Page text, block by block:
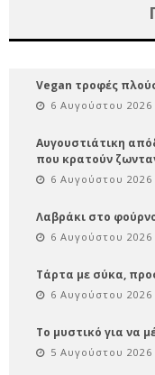
Vegan τροφές
6 Αυγούστου 2026
Αυγουστιάτικη
που κρατούν
6 Αυγούστου 2026
Λαβράκι στο
6 Αυγούστου 2026
Τάρτα με σύκα,
6 Αυγούστου 2026
Το μυστικό για να
5 Αυγούστου 2026